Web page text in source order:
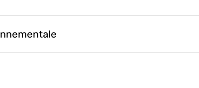
7.3 x 8.9 x 1.2 cm
26 g